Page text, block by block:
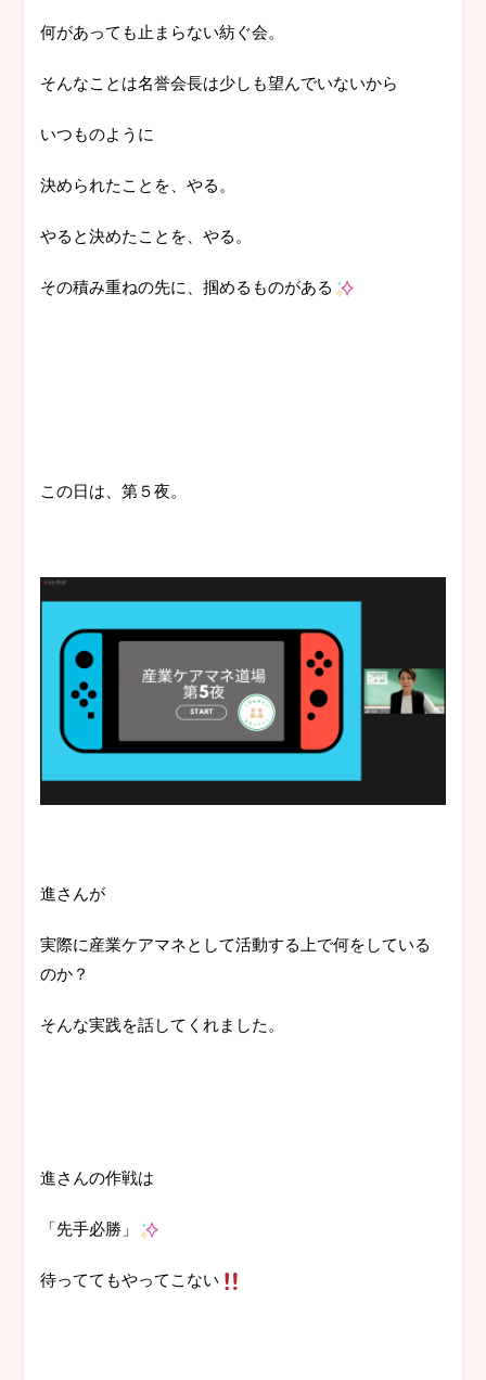
何があっても止まらない紡ぐ会。
そんなことは名誉会長は少しも望んでいないから
いつものように
決められたことを、やる。
やると決めたことを、やる。
その積み重ねの先に、掴めるものがある
この日は、第５夜。
進さんが
実際に産業ケアマネとして活動する上で何をしている
のか？
そんな実践を話してくれました。
進さんの作戦は
「先手必勝」
待っててもやってこない